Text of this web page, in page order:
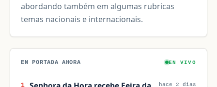
abordando também em algumas rubricas
temas nacionais e internacionais.
EN PORTADA AHORA EN VIVO
1 hace 2 días